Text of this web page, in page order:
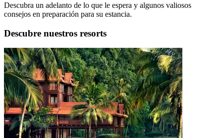
Descubra un adelanto de lo que le espera y algunos valiosos
consejos en preparación para su estancia.
Descubre nuestros resorts